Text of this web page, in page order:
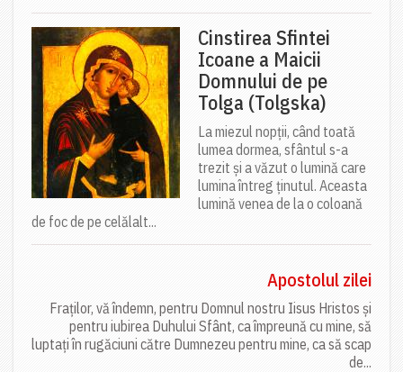
Cinstirea Sfintei
Icoane a Maicii
Domnului de pe
Tolga (Tolgska)
La miezul nopții, când toată
lumea dormea, sfântul s-a
trezit și a văzut o lumină care
lumina întreg ținutul. Aceasta
lumină venea de la o coloană
de foc de pe celălalt...
Apostolul zilei
Fraților, vă îndemn, pentru Domnul nostru Iisus Hristos și
pentru iubirea Duhului Sfânt, ca împreună cu mine, să
luptați în rugăciuni către Dumnezeu pentru mine, ca să scap
de...